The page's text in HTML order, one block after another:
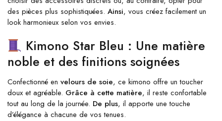
des pièces plus sophistiquées. Ainsi, vous créez facilement un
look harmonieux selon vos envies.
Kimono Star Bleu : Une matière
noble et des finitions soignées
Confectionné en velours de soie, ce kimono offre un toucher
doux et agréable. Grâce à cette matière, il reste confortable
tout au long de la journée. De plus, il apporte une touche
d’élégance à chacune de vos tenues.